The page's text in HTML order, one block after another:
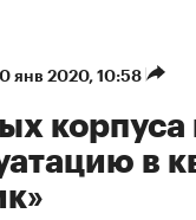
янв 2020, 10:58
корпуса
в